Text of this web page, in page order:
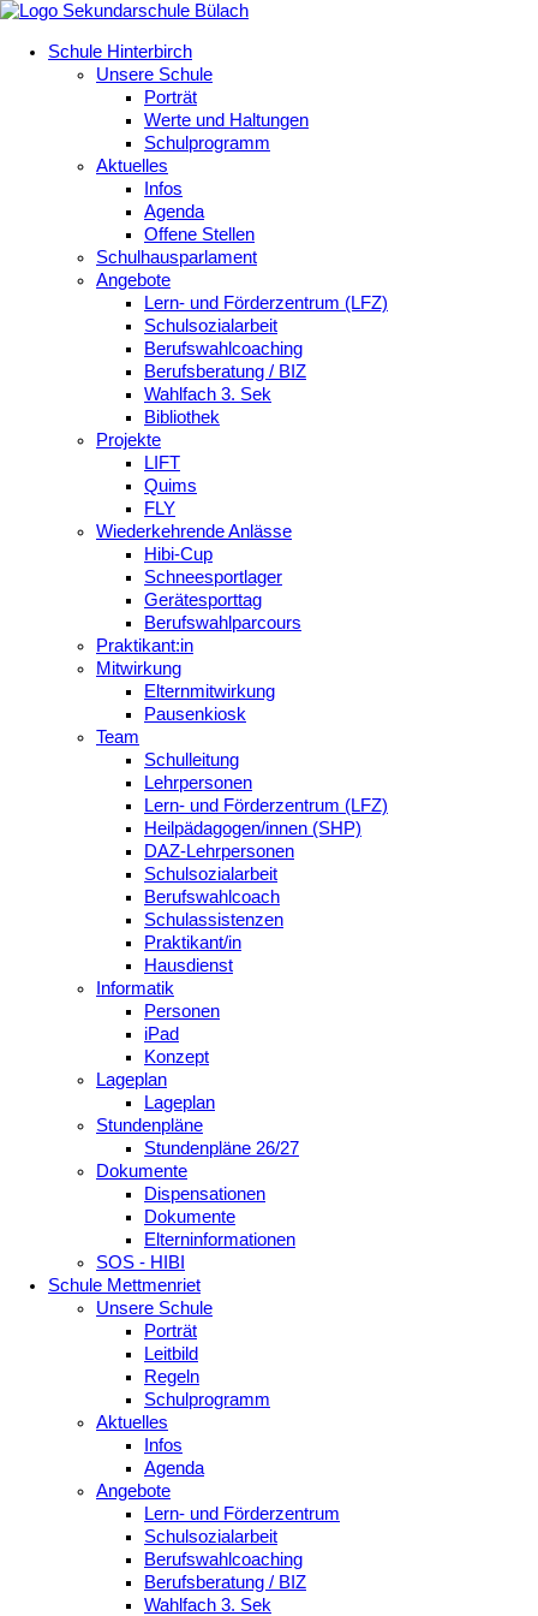
Schule Hinterbirch
Unsere Schule
Porträt
Werte und Haltungen
Schulprogramm
Aktuelles
Infos
Agenda
Offene Stellen
Schulhausparlament
Angebote
Lern- und Förderzentrum (LFZ)
Schulsozialarbeit
Berufswahlcoaching
Berufsberatung / BIZ
Wahlfach 3. Sek
Bibliothek
Projekte
LIFT
Quims
FLY
Wiederkehrende Anlässe
Hibi-Cup
Schneesportlager
Gerätesporttag
Berufswahlparcours
Praktikant:in
Mitwirkung
Elternmitwirkung
Pausenkiosk
Team
Schulleitung
Lehrpersonen
Lern- und Förderzentrum (LFZ)
Heilpädagogen/innen (SHP)
DAZ-Lehrpersonen
Schulsozialarbeit
Berufswahlcoach
Schulassistenzen
Praktikant/in
Hausdienst
Informatik
Personen
iPad
Konzept
Lageplan
Lageplan
Stundenpläne
Stundenpläne 26/27
Dokumente
Dispensationen
Dokumente
Elterninformationen
SOS - HIBI
Schule Mettmenriet
Unsere Schule
Porträt
Leitbild
Regeln
Schulprogramm
Aktuelles
Infos
Agenda
Angebote
Lern- und Förderzentrum
Schulsozialarbeit
Berufswahlcoaching
Berufsberatung / BIZ
Wahlfach 3. Sek